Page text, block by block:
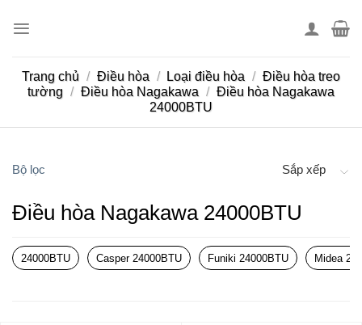
Trang chủ / Điều hòa / Loại điều hòa / Điều hòa treo
tường / Điều hòa Nagakawa / Điều hòa Nagakawa
24000BTU
Bộ lọc Sắp xếp
Điều hòa Nagakawa 24000BTU
24000BTU Casper 24000BTU Funiki 24000BTU Midea